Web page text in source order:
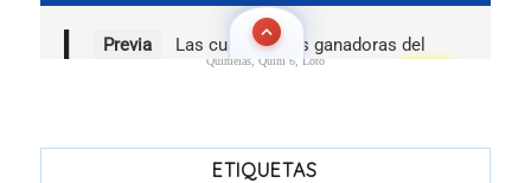
Quinielas, Quini 6, Loto
ETIQUETAS